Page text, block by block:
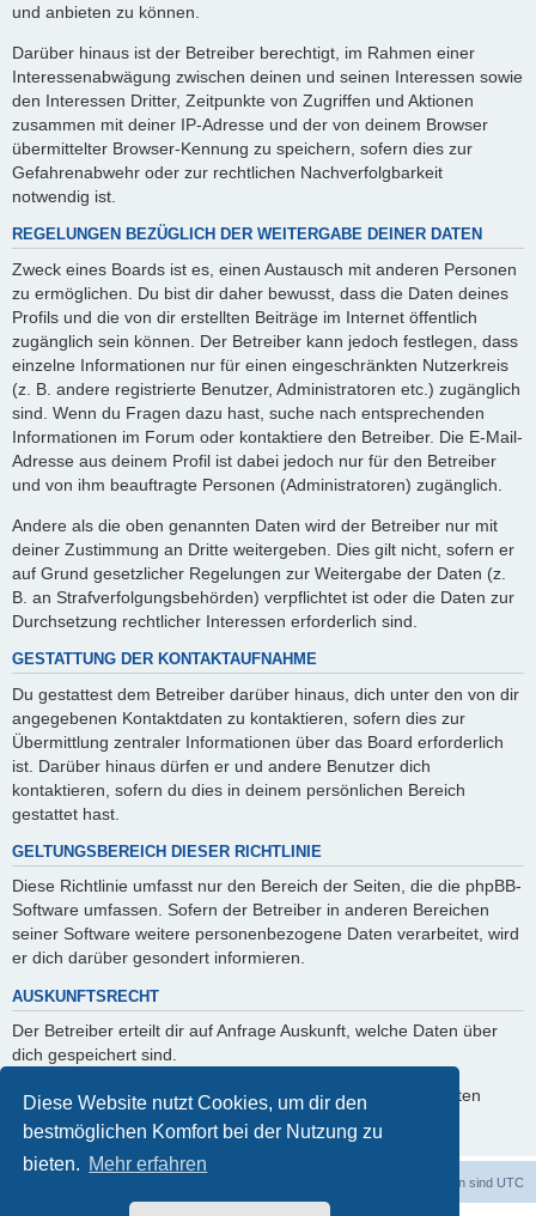
Diese Website nutzt Cookies, um dir den
bestmöglichen Komfort bei der Nutzung zu
bieten. Mehr erfahren
und anbieten zu können.
Darüber hinaus ist der Betreiber berechtigt, im Rahmen einer
Interessenabwägung zwischen deinen und seinen Interessen sowie
den Interessen Dritter, Zeitpunkte von Zugriffen und Aktionen
zusammen mit deiner IP-Adresse und der von deinem Browser
übermittelter Browser-Kennung zu speichern, sofern dies zur
Gefahrenabwehr oder zur rechtlichen Nachverfolgbarkeit
notwendig ist.
REGELUNGEN BEZÜGLICH DER WEITERGABE DEINER DATEN
Zweck eines Boards ist es, einen Austausch mit anderen Personen
zu ermöglichen. Du bist dir daher bewusst, dass die Daten deines
Profils und die von dir erstellten Beiträge im Internet öffentlich
zugänglich sein können. Der Betreiber kann jedoch festlegen, dass
einzelne Informationen nur für einen eingeschränkten Nutzerkreis
(z. B. andere registrierte Benutzer, Administratoren etc.) zugänglich
sind. Wenn du Fragen dazu hast, suche nach entsprechenden
Informationen im Forum oder kontaktiere den Betreiber. Die E-Mail-
Adresse aus deinem Profil ist dabei jedoch nur für den Betreiber
und von ihm beauftragte Personen (Administratoren) zugänglich.
Andere als die oben genannten Daten wird der Betreiber nur mit
deiner Zustimmung an Dritte weitergeben. Dies gilt nicht, sofern er
auf Grund gesetzlicher Regelungen zur Weitergabe der Daten (z.
B. an Strafverfolgungsbehörden) verpflichtet ist oder die Daten zur
Durchsetzung rechtlicher Interessen erforderlich sind.
GESTATTUNG DER KONTAKTAUFNAHME
Du gestattest dem Betreiber darüber hinaus, dich unter den von dir
angegebenen Kontaktdaten zu kontaktieren, sofern dies zur
Übermittlung zentraler Informationen über das Board erforderlich
ist. Darüber hinaus dürfen er und andere Benutzer dich
kontaktieren, sofern du dies in deinem persönlichen Bereich
gestattet hast.
GELTUNGSBEREICH DIESER RICHTLINIE
Diese Richtlinie umfasst nur den Bereich der Seiten, die die phpBB-
Software umfassen. Sofern der Betreiber in anderen Bereichen
seiner Software weitere personenbezogene Daten verarbeitet, wird
er dich darüber gesondert informieren.
AUSKUNFTSRECHT
Der Betreiber erteilt dir auf Anfrage Auskunft, welche Daten über
dich gespeichert sind.
Du kannst jederzeit die Löschung bzw. Sperrung deiner Daten
verlangen. Kontaktiere hierzu bitte den Betreiber.
Alle Zeiten sind UTC